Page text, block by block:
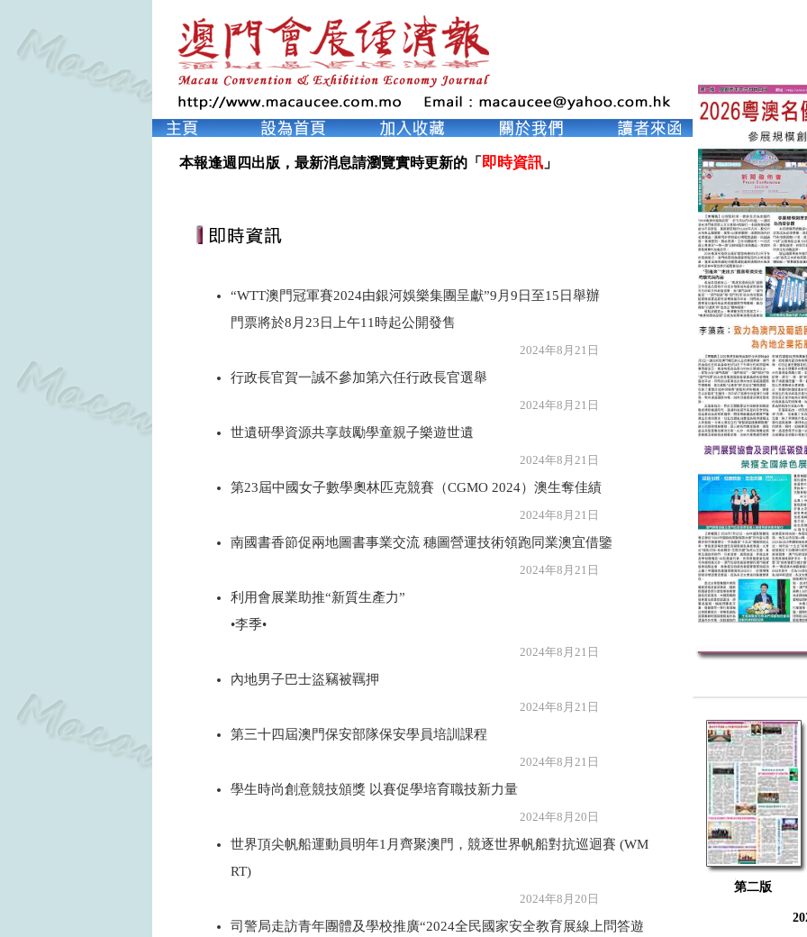
本報逢週四出版，最新消息請瀏覽實時更新的「 即時資訊」
“WTT澳門冠軍賽2024由銀河娛樂集團呈獻”9月9日至15日舉辦
門票將於8月23日上午11時起公開發售
2024年8月21日
行政長官賀一誠不參加第六任行政長官選舉
2024年8月21日
世遺研學資源共享鼓勵學童親子樂遊世遺
2024年8月21日
第23屆中國女子數學奧林匹克競賽（CGMO 2024）澳生奪佳績
2024年8月21日
南國書香節促兩地圖書事業交流 穗圖營運技術領跑同業澳宜借鑒
2024年8月21日
利用會展業助推“新質生產力”
•李季•
2024年8月21日
內地男子巴士盜竊被羈押
2024年8月21日
第三十四屆澳門保安部隊保安學員培訓課程
2024年8月21日
學生時尚創意競技頒獎 以賽促學培育職技新力量
2024年8月20日
世界頂尖帆船運動員明年1月齊聚澳門，競逐世界帆船對抗巡迴賽 (WM
RT)
2024年8月20日
司警局走訪青年團體及學校推廣“2024全民國家安全教育展線上問答遊
第二版